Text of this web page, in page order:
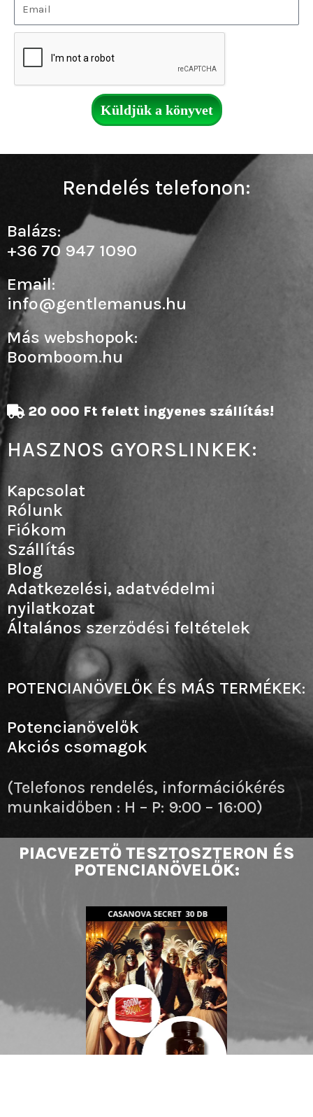
Küldjük a könyvet
PIACVEZETŐ TESZTOSZTERON ÉS
POTENCIANÖVELŐK:
20 000 Ft felett ingyenes szállítás!
HASZNOS GYORSLINKEK:
Kapcsolat
Rólunk
Fiókom
Szállítás
Blog
Adatkezelési, adatvédelmi
nyilatkozat
Általános szerződési feltételek
POTENCIANÖVELŐK ÉS MÁS TERMÉKEK:
Potencianövelők
Akciós csomagok
(Telefonos rendelés, információkérés
munkaidőben : H – P: 9:00 – 16:00)
Rendelés telefonon:
Balázs:
+36 70 947 1090
Email:
info@gentlemanus.hu
Más webshopok:
Boomboom.hu